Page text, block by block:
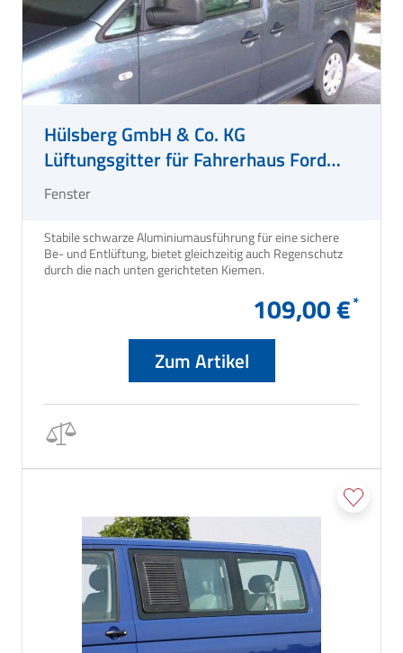
Hülsberg GmbH & Co. KG
Lüftungsgitter für Fahrerhaus Ford
Transit ab Bj. 2014/05
Fenster
Stabile schwarze Aluminiumausführung für eine sichere
Be- und Entlüftung, bietet gleichzeitig auch Regenschutz
109,00 €
Zum Artikel